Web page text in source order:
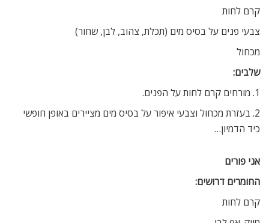
קרם לחות
צבעי פנים על בסיס מים (תכלת, צהוב, לבן, שחור)
מכחול
שלבים:
1. מורחים קרם לחות על הפנים.
2. בעזרת מכחול וצבעי איפור על בסיס מים מציירים באופן חופשי
כיד הדמיון…
אני פורים
החומרים דרושים:
קרם לחות